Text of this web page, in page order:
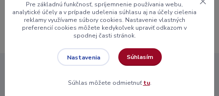
Novinky z nášho blogu
Pre základnú funkčnosť, spríjemnenie používania webu,
analytické účely a v prípade udelenia súhlasu aj na účely cielenia
reklamy využívame súbory cookies. Nastavenie vlastných
preferencií cookies môžete kedykoľvek upraviť odkazom v
spodnej časti stránok.
Nastavenia Súhlasím
Súhlas môžete odmietnuťtu.